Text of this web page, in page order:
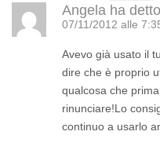
Angela ha
07/11/2012 alle
Avevo già usato il
dire che è proprio
qualcosa che
rinunciare!Lo
continuo a usarlo